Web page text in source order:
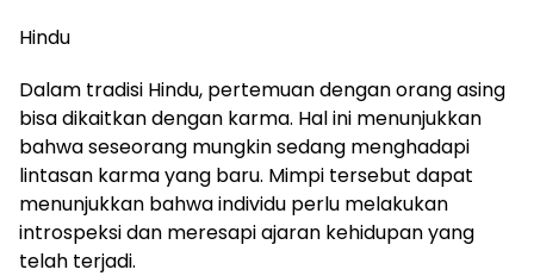
Hindu
Dalam tradisi Hindu, pertemuan dengan orang asing
bisa dikaitkan dengan karma. Hal ini menunjukkan
bahwa seseorang mungkin sedang menghadapi
lintasan karma yang baru. Mimpi tersebut dapat
menunjukkan bahwa individu perlu melakukan
introspeksi dan meresapi ajaran kehidupan yang
telah terjadi.